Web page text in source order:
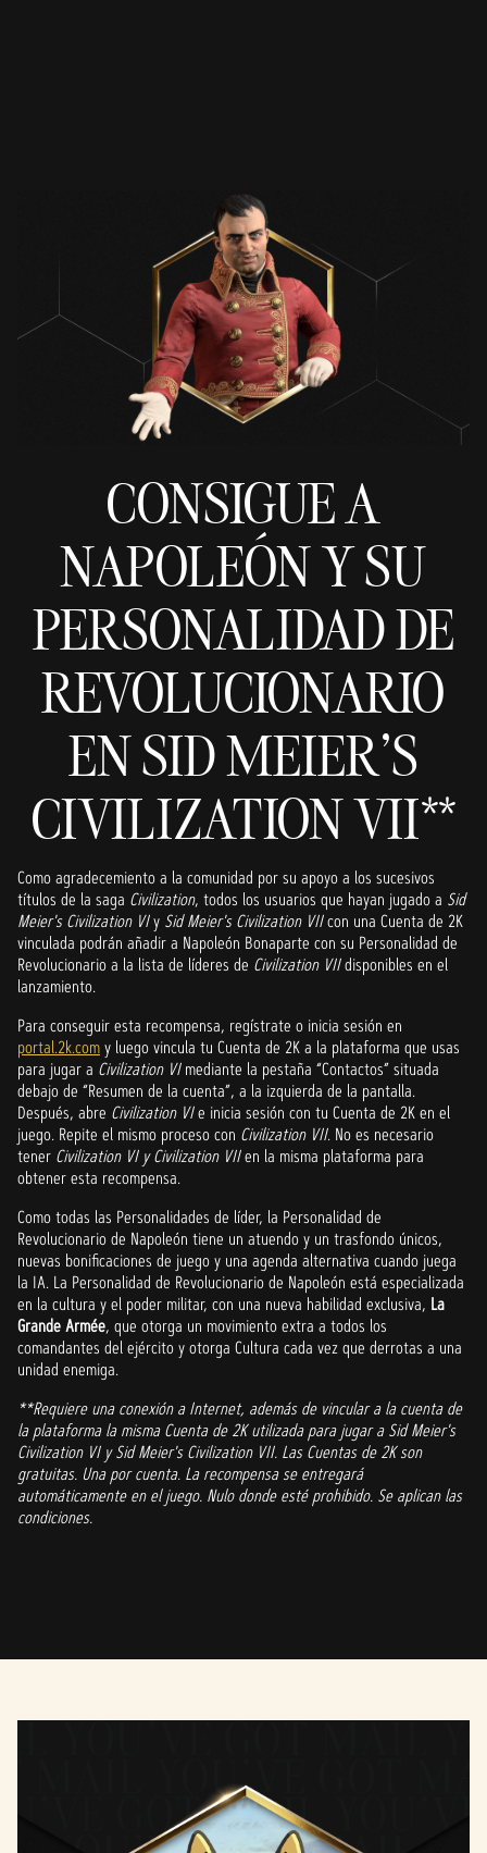
CONSIGUE A
NAPOLEÓN Y SU
PERSONALIDAD DE
REVOLUCIONARIO
EN SID MEIER'S
CIVILIZATION VII**
Como agradecemiento a la comunidad por su apoyo a los sucesivos
títulos de la saga Civilization, todos los usuarios que hayan jugado a Sid
Meier's Civilization VIy Sid Meier's Civilization VIIcon una Cuenta de 2K
vinculada podrán añadir a Napoleón Bonaparte con su Personalidad de
Revolucionario a la lista de líderes de Civilization VIIdisponibles en el
lanzamiento.
Para conseguir esta recompensa, regístrate o inicia sesión en
portal.2k.comy luego vincula tu Cuenta de 2K a la plataforma que usas
para jugar a Civilization VImediante la pestaña “Contactos” situada
debajo de “Resumen de la cuenta”, a la izquierda de la pantalla.
Después, abre Civilization VIe inicia sesión con tu Cuenta de 2K en el
juego. Repite el mismo proceso con Civilization VII. No es necesario
tener Civilization VI y Civilization VIIen la misma plataforma para
obtener esta recompensa.
Como todas las Personalidades de líder, la Personalidad de
Revolucionario de Napoleón tiene un atuendo y un trasfondo únicos,
nuevas bonificaciones de juego y una agenda alternativa cuando juega
la IA. La Personalidad de Revolucionario de Napoleón está especializada
en la cultura y el poder militar, con una nueva habilidad exclusiva, La
Grande Armée, que otorga un movimiento extra a todos los
comandantes del ejército y otorga Cultura cada vez que derrotas a una
unidad enemiga.
**Requiere una conexión a Internet, además de vincular a la cuenta de
la plataforma la misma Cuenta de 2K utilizada para jugar a Sid Meier's
Civilization VI y Sid Meier's Civilization VII. Las Cuentas de 2K son
gratuitas. Una por cuenta. La recompensa se entregará
automáticamente en el juego. Nulo donde esté prohibido. Se aplican las
condiciones.